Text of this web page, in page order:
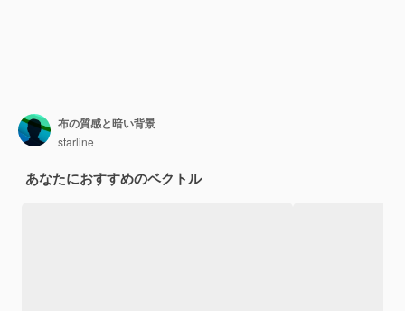
布の質感と暗い背景
starline
あなたにおすすめのベクトル